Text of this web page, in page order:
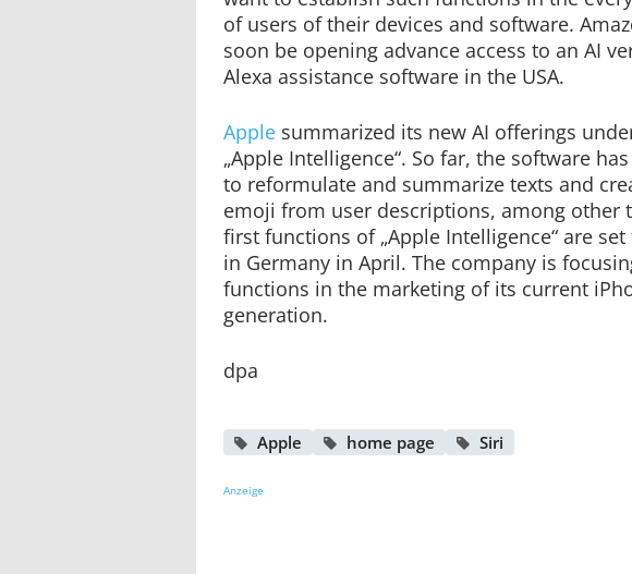
of users of their devices and software.
soon be opening advance access to an AI
Alexa assistance software in the USA.
Apple summarized its new AI offerings
„Apple Intelligence“. So far, the software
to reformulate and summarize texts and
emoji from user descriptions, among other
first functions of „Apple Intelligence“ are
in Germany in April. The company is
functions in the marketing of its current
generation.
dpa
Apple home page Siri
Anzeige